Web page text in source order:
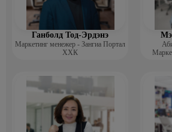
• 2024-3сараас- Хурд Групп- Рессол
аудит, стандарт хариуцсан ахлах менежер
• 2019-2024 он Тесо Пропертис Групп-
• 2013-2016 он Монос групп-
• 2010-2013он Эрэл цементийн үйлдвэр-
Ганболд Тод-Эрдэнэ
Маркетинг менежер - Зангиа Портал
ХХК